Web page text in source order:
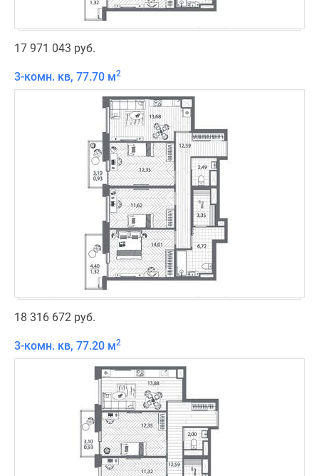
17 971 043 руб.
3-комн. кв, 77.70 м2
18 316 672 руб.
3-комн. кв, 77.20 м2